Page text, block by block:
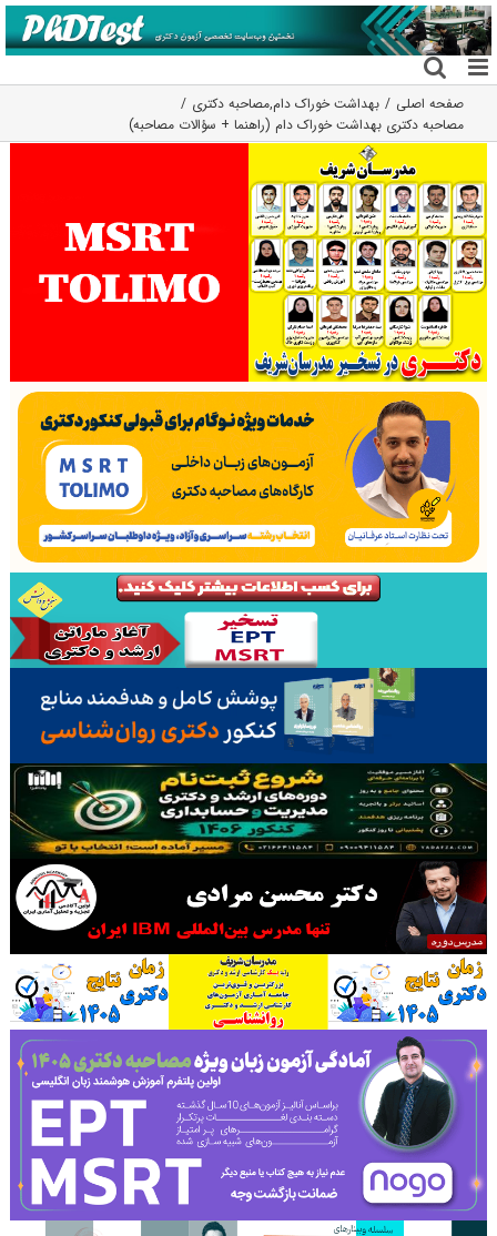
رفتن
به
محتوا
صفحه اصلی بهداشت خوراک دام,مصاحبه دکتری
مصاحبه دکتری بهداشت خوراک دام (راهنما + سؤالات مصاحبه)